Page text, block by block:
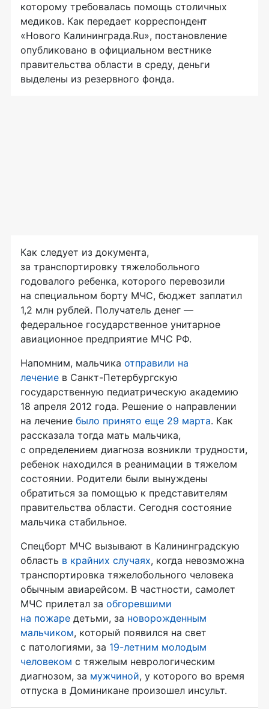
которому требовалась помощь столичных
медиков. Как передает корреспондент
«Нового Калининграда.Ru», постановление
опубликовано в официальном вестнике
правительства области в среду, деньги
выделены из резервного фонда.
Как следует из документа,
за транспортировку тяжелобольного
годовалого ребенка, которого перевозили
на специальном борту МЧС, бюджет заплатил
1,2 млн рублей. Получатель денег —
федеральное государственное унитарное
авиационное предприятие МЧС РФ.
Напомним, мальчика отправили на
лечение в Санкт-Петербургскую
государственную педиатрическую академию
18 апреля 2012 года. Решение о направлении
на лечение было принято еще 29 марта. Как
рассказала тогда мать мальчика,
с определением диагноза возникли трудности,
ребенок находился в реанимации в тяжелом
состоянии. Родители были вынуждены
обратиться за помощью к представителям
правительства области. Сегодня состояние
мальчика стабильное.
Спецборт МЧС вызывают в Калининградскую
область в крайних случаях, когда невозможна
транспортировка тяжелобольного человека
обычным авиарейсом. В частности, самолет
МЧС прилетал за обгоревшими
на пожаре детьми, за новорожденным
мальчиком, который появился на свет
с патологиями, за 19-летним молодым
человеком с тяжелым неврологическим
диагнозом, за мужчиной, у которого во время
отпуска в Доминикане произошел инсульт.